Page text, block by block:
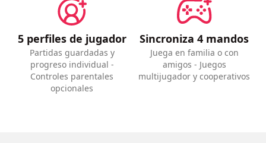
5 perfiles de jugador
Partidas guardadas y
progreso individual -
Controles parentales
opcionales
Sincroniza 4 mandos
Juega en familia o con
amigos - Juegos
multijugador y cooperativos